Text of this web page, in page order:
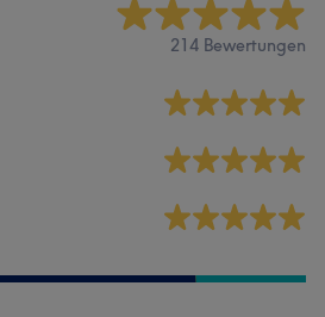
214 Bewertungen